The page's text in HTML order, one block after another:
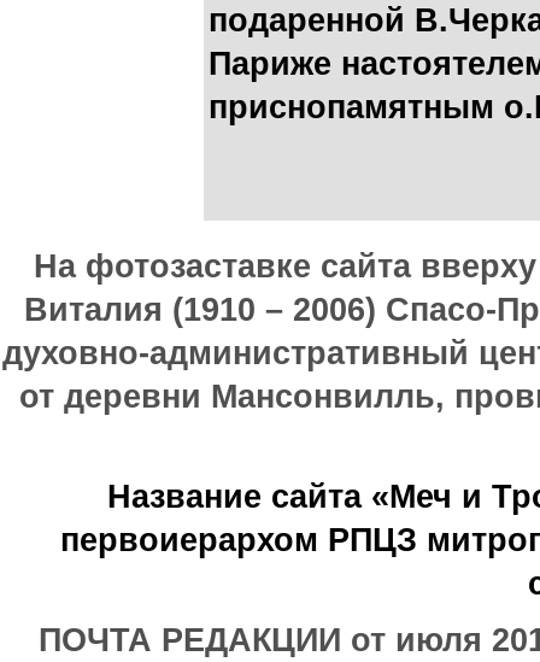
подаренной
Париже
приснопамятным
На фотозаставке сайта
Виталия (1910 – 2006) Спасо-
духовно-административный
от деревни Мансонвилль,
Название сайта «Меч и
первоиерархом РПЦЗ
ПОЧТА РЕДАКЦИИ от июля